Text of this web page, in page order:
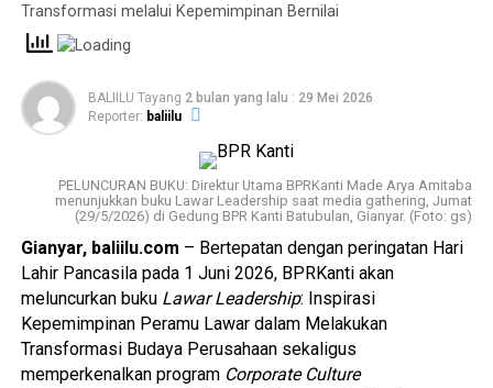
Transformasi melalui Kepemimpinan Bernilai
BALIILU Tayang 2 bulan yang lalu : 29 Mei 2026
Reporter: baliilu
PELUNCURAN BUKU: Direktur Utama BPRKanti Made Arya Amitaba
menunjukkan buku Lawar Leadership saat media gathering, Jumat
(29/5/2026) di Gedung BPR Kanti Batubulan, Gianyar. (Foto: gs)
Gianyar, baliilu.com – Bertepatan dengan peringatan Hari
Lahir Pancasila pada 1 Juni 2026, BPRKanti akan
meluncurkan buku Lawar Leadership: Inspirasi
Kepemimpinan Peramu Lawar dalam Melakukan
Transformasi Budaya Perusahaan sekaligus
memperkenalkan program Corporate Culture